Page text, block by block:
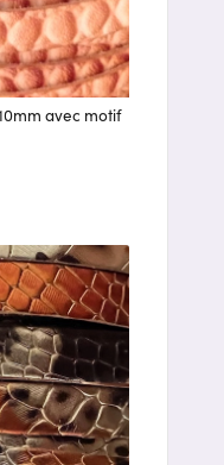
avec motif